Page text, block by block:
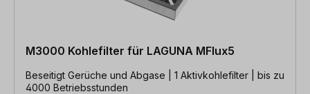
M3000 Kohlefilter für LAGUNA MFlux5
Beseitigt Gerüche und Abgase | 1 Aktivkohlefilter | bis zu
4000 Betriebsstunden